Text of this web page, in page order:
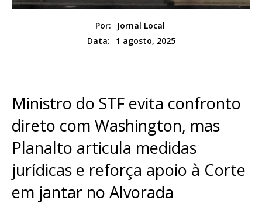
Por:
Jornal Local
Data:
1 agosto, 2025
Ministro do STF evita confronto
direto com Washington, mas
Planalto articula medidas
jurídicas e reforça apoio à Corte
em jantar no Alvorada